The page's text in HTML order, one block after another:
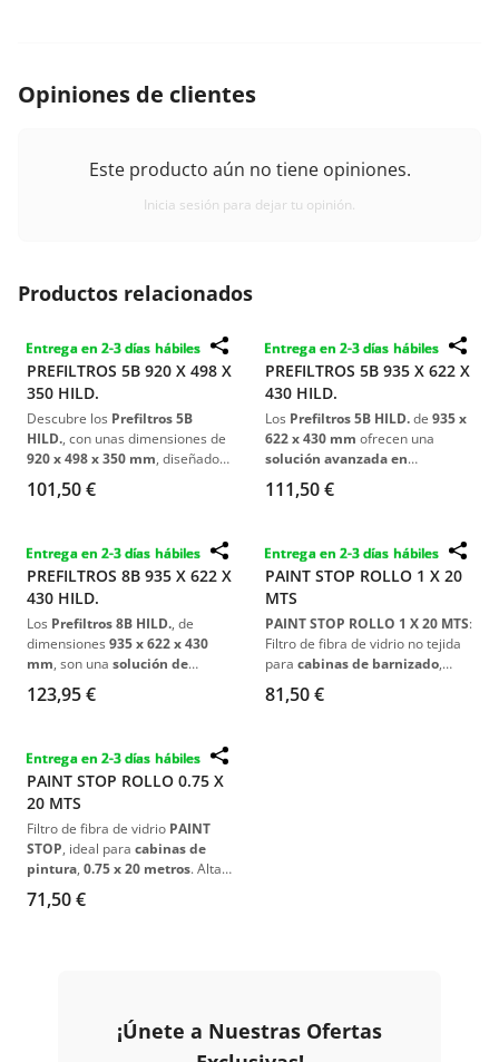
Opiniones de clientes
Este producto aún no tiene opiniones.
Inicia sesión para dejar tu opinión.
Productos relacionados
Entrega en 2-3 días hábiles
PREFILTROS 5B 920 X 498 X
350 HILD.
Descubre los Prefiltros 5B
HILD., con unas dimensiones de
920 x 498 x 350 mm, diseñados
para superar los desafíos de
filtración en entornos
alta
capacidad de retención de
partículas, ofreciendo un
ambiente de trabajo más
limpio y seguro, y una
construcción robusta que
asegura una larga vida útil
filtración de alto rendimiento
101,50 €
Entrega en 2-3 días hábiles
PREFILTROS 5B 935 X 622 X
430 HILD.
Los Prefiltros 5B HILD.de 935 x
622 x 430 mm ofrecen una
solución avanzada en
filtración , combinando
y durabilidad
hacen ideales paraaplicaciones
industriales y automotrices,
garantizando un
laboral más limpio y seguro.
111,50 €
Entrega en 2-3 días hábiles
PREFILTROS 8B 935 X 622 X
430 HILD.
Los Prefiltros 8B HILD., de
dimensiones 935 x 622 x 430
mm, son una solución de
filtración avanzada para
entornos industriales y
retención de partículas y su
robustez, garantizando un
rendimiento duradero y
eficiente.
123,95 €
Entrega en 2-3 días hábiles
PAINT STOP ROLLO 1 X 20
MTS
PAINT STOP ROLLO 1 X 20 MTS:
Filtro de fibra de vidrio no tejida
para cabinas de barnizado,
eficaz en la
pulverizada
81,50 €
Entrega en 2-3 días hábiles
PAINT STOP ROLLO 0.75 X
20 MTS
Filtro de fibra de vidrio PAINT
STOP, ideal para cabinas de
pintura, 0.75 x 20 metros. Alta
eficiencia en
retención de partículas
71,50 €
¡Únete a Nuestras Ofertas